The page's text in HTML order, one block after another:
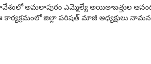
అమలాపురం ఎమ్మెల్యే అయితాబత్తుల
కార్యక్రమంలో జిల్లా పరిషత్ మాజీ అధ్యక్షులు